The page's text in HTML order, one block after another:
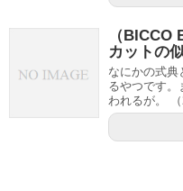
（BICCO
カットの
なにかの式典
るやつです。
われるが。 （